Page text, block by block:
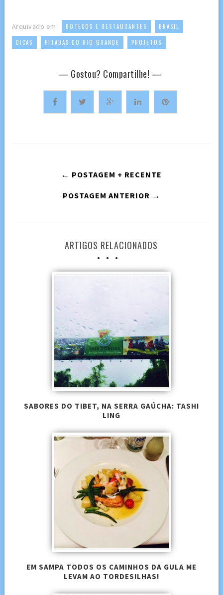
Arquivado em: BOTECOS E RESTAURANTES BRASIL
DICAS PITADAS DO RIO GRANDE PROJETOS
— Gostou? Compartilhe! —
← POSTAGEM + RECENTE
POSTAGEM ANTERIOR →
ARTIGOS RELACIONADOS
SABORES DO TIBET, NA SERRA GAÚCHA: TASHI
LING
EM SAMPA TODOS OS CAMINHOS DA GULA ME
LEVAM AO TORDESILHAS!